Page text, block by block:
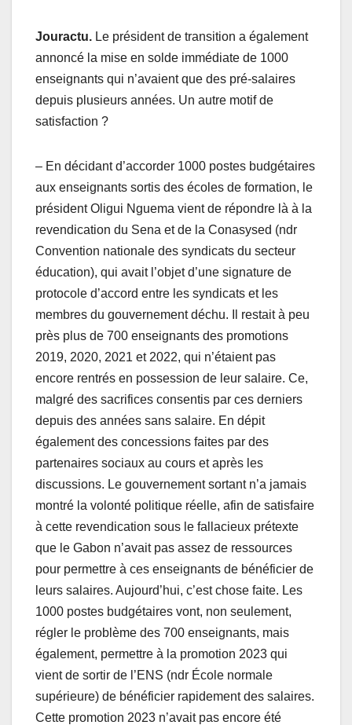
Jouractu. Le président de transition a également
annoncé la mise en solde immédiate de 1000
enseignants qui n’avaient que des pré-salaires
depuis plusieurs années. Un autre motif de
satisfaction ?
– En décidant d’accorder 1000 postes budgétaires
aux enseignants sortis des écoles de formation, le
président Oligui Nguema vient de répondre là à la
revendication du Sena et de la Conasysed (ndr
Convention nationale des syndicats du secteur
éducation), qui avait l’objet d’une signature de
protocole d’accord entre les syndicats et les
membres du gouvernement déchu. Il restait à peu
près plus de 700 enseignants des promotions
2019, 2020, 2021 et 2022, qui n’étaient pas
encore rentrés en possession de leur salaire. Ce,
malgré des sacrifices consentis par ces derniers
depuis des années sans salaire. En dépit
également des concessions faites par des
partenaires sociaux au cours et après les
discussions. Le gouvernement sortant n’a jamais
montré la volonté politique réelle, afin de satisfaire
à cette revendication sous le fallacieux prétexte
que le Gabon n’avait pas assez de ressources
pour permettre à ces enseignants de bénéficier de
leurs salaires. Aujourd’hui, c’est chose faite. Les
1000 postes budgétaires vont, non seulement,
régler le problème des 700 enseignants, mais
également, permettre à la promotion 2023 qui
vient de sortir de l’ENS (ndr École normale
supérieure) de bénéficier rapidement des salaires.
Cette promotion 2023 n’avait pas encore été